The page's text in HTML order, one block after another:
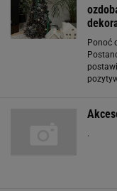
Ponoć
.